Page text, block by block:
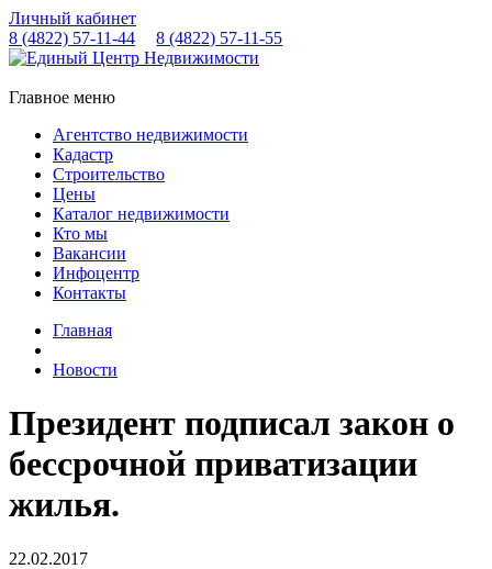
Личный кабинет
8 (4822) 57-11-44 8 (4822) 57-11-55
Главное меню
Агентство недвижимости
Кадастр
Строительство
Цены
Каталог недвижимости
Кто мы
Вакансии
Инфоцентр
Контакты
Главная
Новости
Президент подписал закон о
бессрочной приватизации
жилья.
22.02.2017